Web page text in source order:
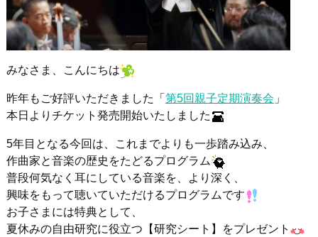
みなさま、こんにちは
昨年もご好評いただきました「 第5回親子定期演奏会 」
本日よりチケット発売開始いたしました
5年目となる今回は、これまでよりも一歩踏み込み、
作曲家と音楽の歴史をたどるプログラム
普段何気なく耳にしている音楽を、より深く、
興味をもって聴いていただけるプログラムです
お子さまには特典として、
夏休みの自由研究に役立つ【研究シート】をプレゼント